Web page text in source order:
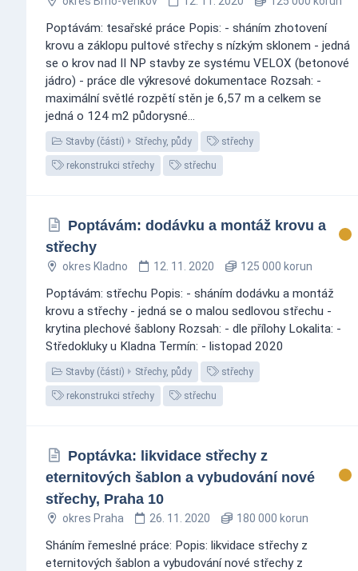
Poptávám: tesařské práce Popis: - sháním zhotovení
krovu a záklopu pultové střechy s nízkým sklonem - jedná
se o krov nad II NP stavby ze systému VELOX (betonové
jádro) - práce dle výkresové dokumentace Rozsah: -
maximální světlé rozpětí stěn je 6,57 m a celkem se
jedná o 124 m2 půdorysné...
Stavby (části) Střechy, půdy střechy
rekonstrukci střechy střechu
Poptávám: dodávku a montáž krovu a
střechy
okres Kladno 12. 11. 2020 125 000 korun
Poptávám: střechu Popis: - sháním dodávku a montáž
krovu a střechy - jedná se o malou sedlovou střechu -
krytina plechové šablony Rozsah: - dle přílohy Lokalita: -
Středokluky u Kladna Termín: - listopad 2020
Stavby (části) Střechy, půdy střechy
rekonstrukci střechy střechu
Poptávka: likvidace střechy z
eternitových šablon a vybudování nové
střechy, Praha 10
okres Praha 26. 11. 2020 180 000 korun
Sháním řemeslné práce: Popis: likvidace střechy z
eternitových šablon a vybudování nové střechy z